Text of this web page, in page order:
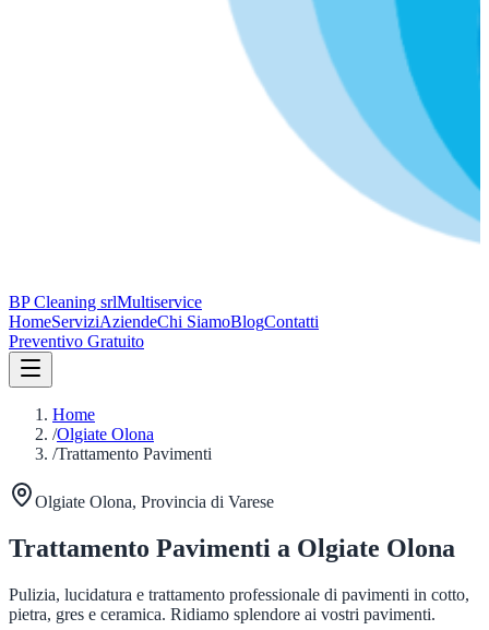
BP Cleaning srlMultiservice
HomeServiziAziendeChi SiamoBlogContatti
Preventivo Gratuito
Home
/Olgiate Olona
/Trattamento Pavimenti
Olgiate Olona, Provincia di Varese
Trattamento Pavimenti a Olgiate Olona
Pulizia, lucidatura e trattamento professionale di pavimenti in cotto,
pietra, gres e ceramica. Ridiamo splendore ai vostri pavimenti.